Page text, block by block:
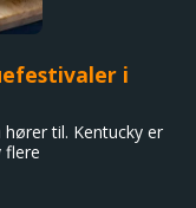
i
til. Kentucky er
flere